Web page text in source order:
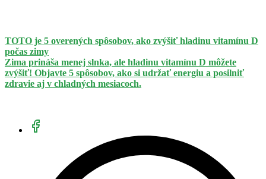
TOTO je 5 overených spôsobov, ako zvýšiť hladinu vitamínu D
počas zimy
Zima prináša menej slnka, ale hladinu vitamínu D môžete
zvýšiť! Objavte 5 spôsobov, ako si udržať energiu a posilniť
zdravie aj v chladných mesiacoch.